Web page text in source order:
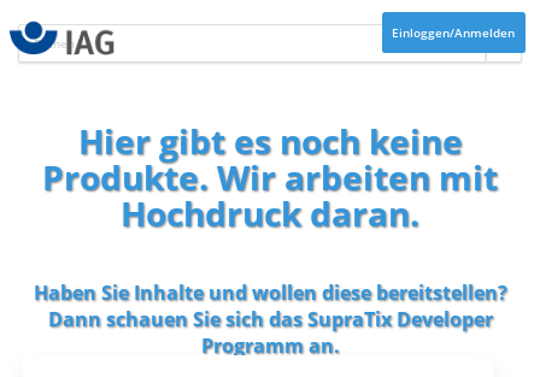
Einloggen/Anmelden
Hier gibt es noch keine
Produkte. Wir arbeiten mit
Hochdruck daran.
Haben Sie Inhalte und wollen diese bereitstellen?
Dann schauen Sie sich dasSupraTix Developer
Programman.